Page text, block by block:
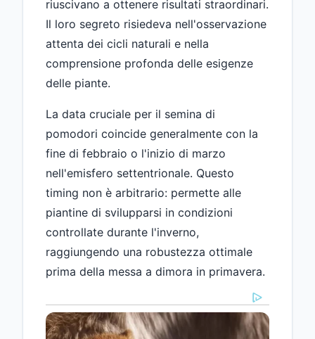
riuscivano a ottenere risultati straordinari.
Il loro segreto risiedeva nell'osservazione
attenta dei cicli naturali e nella
comprensione profonda delle esigenze
delle piante.
La data cruciale per il semina di
pomodori coincide generalmente con la
fine di febbraio o l'inizio di marzo
nell'emisfero settentrionale. Questo
timing non è arbitrario: permette alle
piantine di svilupparsi in condizioni
controllate durante l'inverno,
raggiungendo una robustezza ottimale
prima della messa a dimora in primavera.